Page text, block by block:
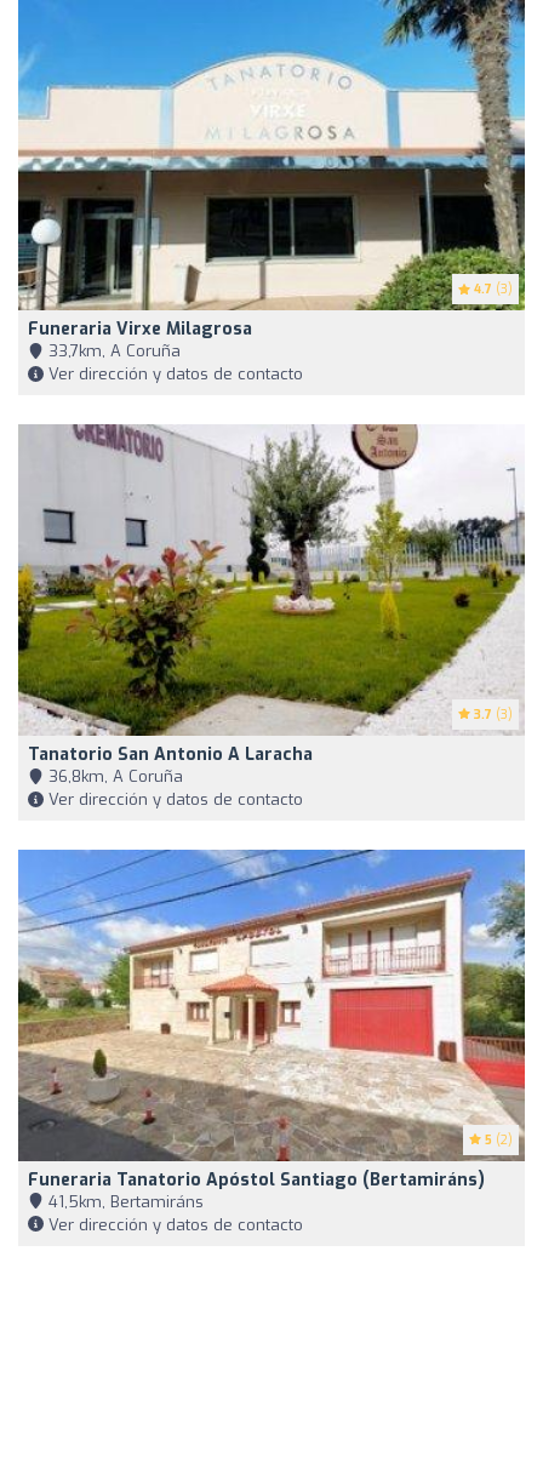
4.7 (3)
Funeraria Virxe Milagrosa
33,7km, A Coruña
Ver dirección y datos de contacto
3.7 (3)
Tanatorio San Antonio A Laracha
36,8km, A Coruña
Ver dirección y datos de contacto
5 (2)
Funeraria Tanatorio Apóstol Santiago (Bertamiráns)
41,5km, Bertamiráns
Ver dirección y datos de contacto